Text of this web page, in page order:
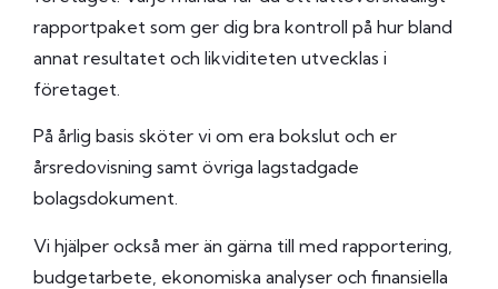
rapportpaket som ger dig bra kontroll på hur bland
annat resultatet och likviditeten utvecklas i
företaget.
På årlig basis sköter vi om era bokslut och er
årsredovisning samt övriga lagstadgade
bolagsdokument.
Vi hjälper också mer än gärna till med rapportering,
budgetarbete, ekonomiska analyser och finansiella